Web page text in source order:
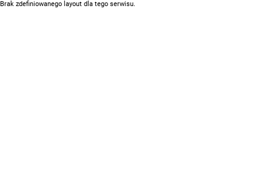
Brak zdefiniowanego layout dla tego serwisu.